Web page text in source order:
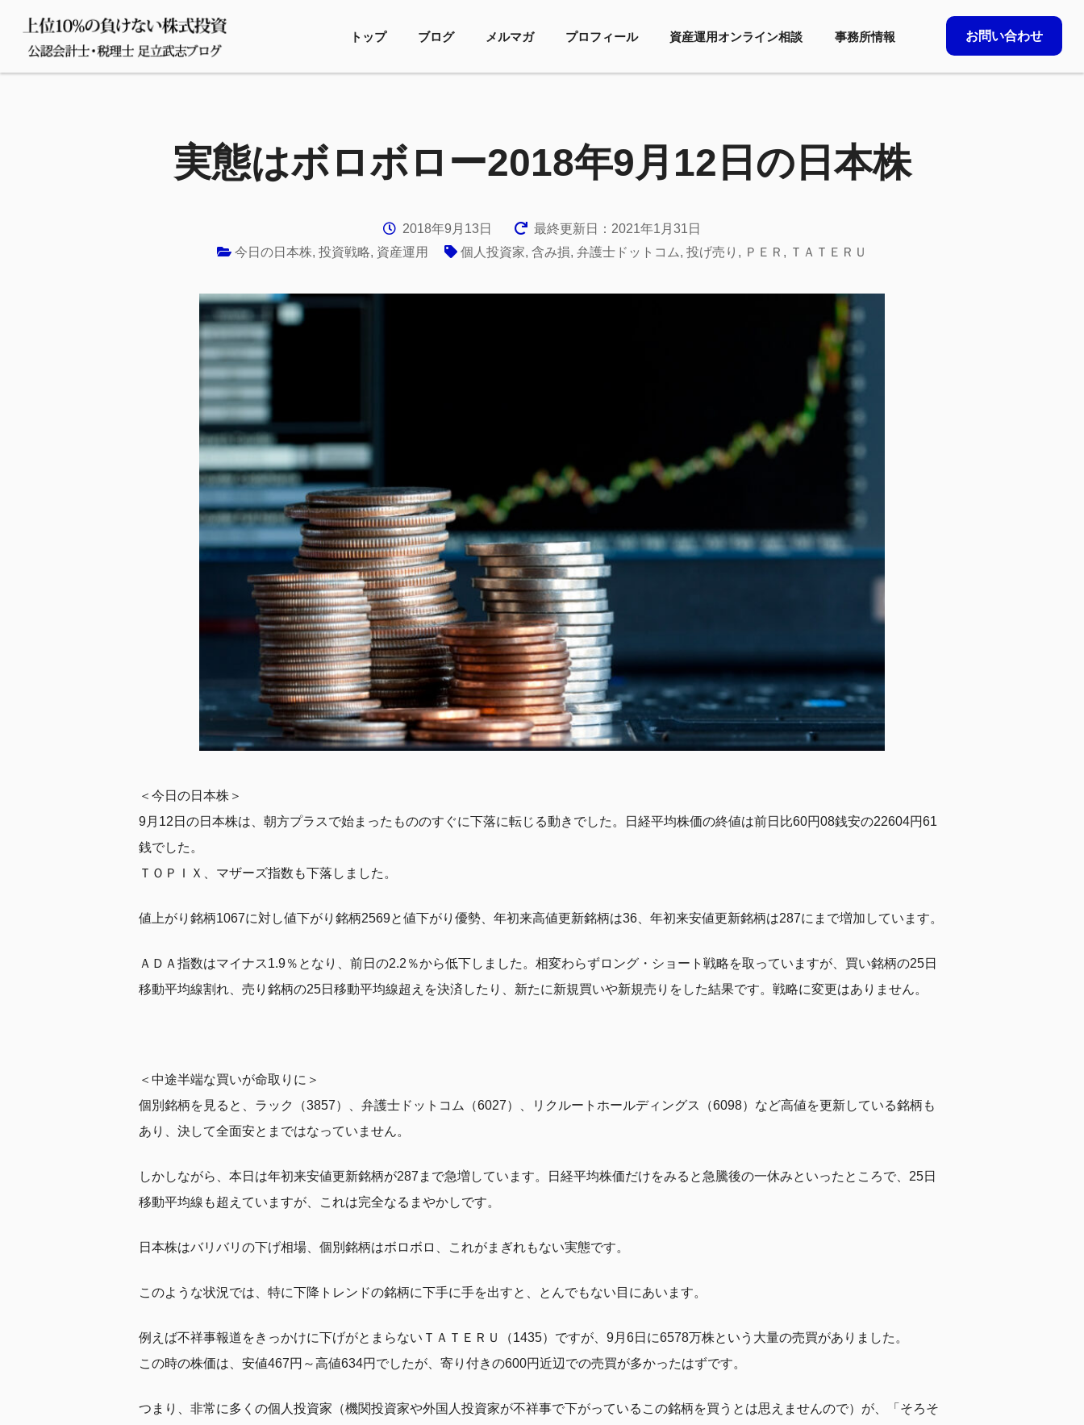
トップ ブログ メルマガ プロフィール 資産運用オンライン相談 事務所情報 お問い合わせ
実態はボロボロー2018年9月12日の日本株
2018年9月13日
最終更新日：2021年1月31日
今日の日本株, 投資戦略, 資産運用 個人投資家, 含み損, 弁護士ドットコム, 投げ売り , ＰＥＲ , ＴＡＴＥＲＵ
＜今日の日本株＞
9月12日の日本株は、朝方プラスで始まったもののすぐに下落に転じる動きでした。日経平均株価の終値は前日比60円08銭安の22604円61
銭でした。
ＴＯＰＩＸ、マザーズ指数も下落しました。
値上がり銘柄1067に対し値下がり銘柄2569と値下がり優勢、年初来高値更新銘柄は36、年初来安値更新銘柄は287にまで増加しています。
ＡＤＡ指数はマイナス1.9％となり、前日の2.2％から低下しました。相変わらずロング・ショート戦略を取っていますが、買い銘柄の25日
移動平均線割れ、売り銘柄の25日移動平均線超えを決済したり、新たに新規買いや新規売りをした結果です。戦略に変更はありません。
＜中途半端な買いが命取りに＞
個別銘柄を見ると、ラック（3857）、弁護士ドットコム（6027）、リクルートホールディングス（6098）など高値を更新している銘柄も
あり、決して全面安とまではなっていません。
しかしながら、本日は年初来安値更新銘柄が287まで急増しています。日経平均株価だけをみると急騰後の一休みといったところで、25日
移動平均線も超えていますが、これは完全なるまやかしです。
日本株はバリバリの下げ相場、個別銘柄はボロボロ、これがまぎれもない実態です。
このような状況では、特に下降トレンドの銘柄に下手に手を出すと、とんでもない目にあいます。
例えば不祥事報道をきっかけに下げがとまらないＴＡＴＥＲＵ（1435）ですが、9月6日に6578万株という大量の売買がありました。
この時の株価は、安値467円～高値634円でしたが、寄り付きの600円近辺での売買が多かったはずです。
つまり、非常に多くの個人投資家（機関投資家や外国人投資家が不祥事で下がっているこの銘柄を買うとは思えませんので）が、「そろそ